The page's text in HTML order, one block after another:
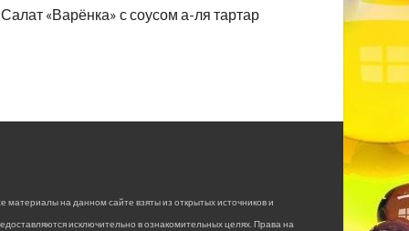
Салат «Варёнка» с соусом а-ля тартар
материалы на данном сайте взяты из открытых источников и
исключительно в ознакомительных целях. Права на